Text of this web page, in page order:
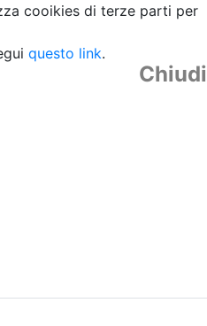
cooikies di terze parti per
questo link.
Chiudi